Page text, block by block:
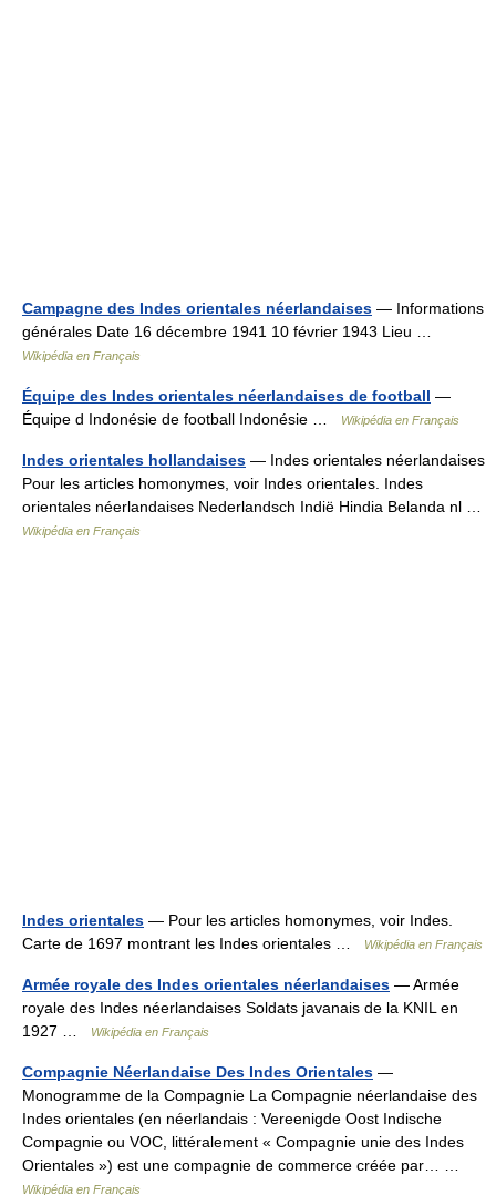
Campagne des Indes orientales néerlandaises — Informations
générales Date 16 décembre 1941 10 février 1943 Lieu …
Wikipédia en Français
Équipe des Indes orientales néerlandaises de football —
Équipe d Indonésie de football Indonésie …
Wikipédia en Français
Indes orientales hollandaises — Indes orientales néerlandaises
Pour les articles homonymes, voir Indes orientales. Indes
orientales néerlandaises Nederlandsch Indië Hindia Belanda nl …
Wikipédia en Français
Indes orientales — Pour les articles homonymes, voir Indes.
Carte de 1697 montrant les Indes orientales …
Wikipédia en Français
Armée royale des Indes orientales néerlandaises — Armée
royale des Indes néerlandaises Soldats javanais de la KNIL en
1927 …
Wikipédia en Français
Compagnie Néerlandaise Des Indes Orientales —
Monogramme de la Compagnie La Compagnie néerlandaise des
Indes orientales (en néerlandais : Vereenigde Oost Indische
Compagnie ou VOC, littéralement « Compagnie unie des Indes
Orientales ») est une compagnie de commerce créée par… …
Wikipédia en Français